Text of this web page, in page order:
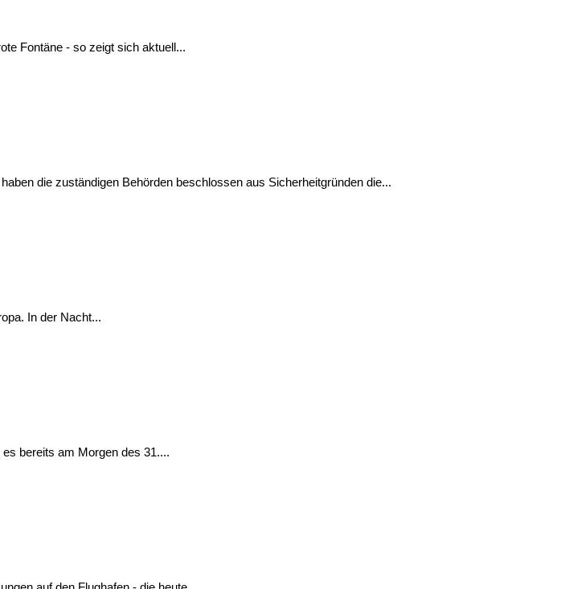
Fontäne - so zeigt sich aktuell...
die zuständigen Behörden beschlossen aus Sicherheitgründen die...
In der Nacht...
bereits am Morgen des 31....